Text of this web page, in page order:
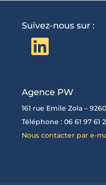
Suivez-nous sur :
LinkedIn
Agence PW
161 rue Emile Zola –
Téléphone : 06 61 97 61
Nous contacter par e-